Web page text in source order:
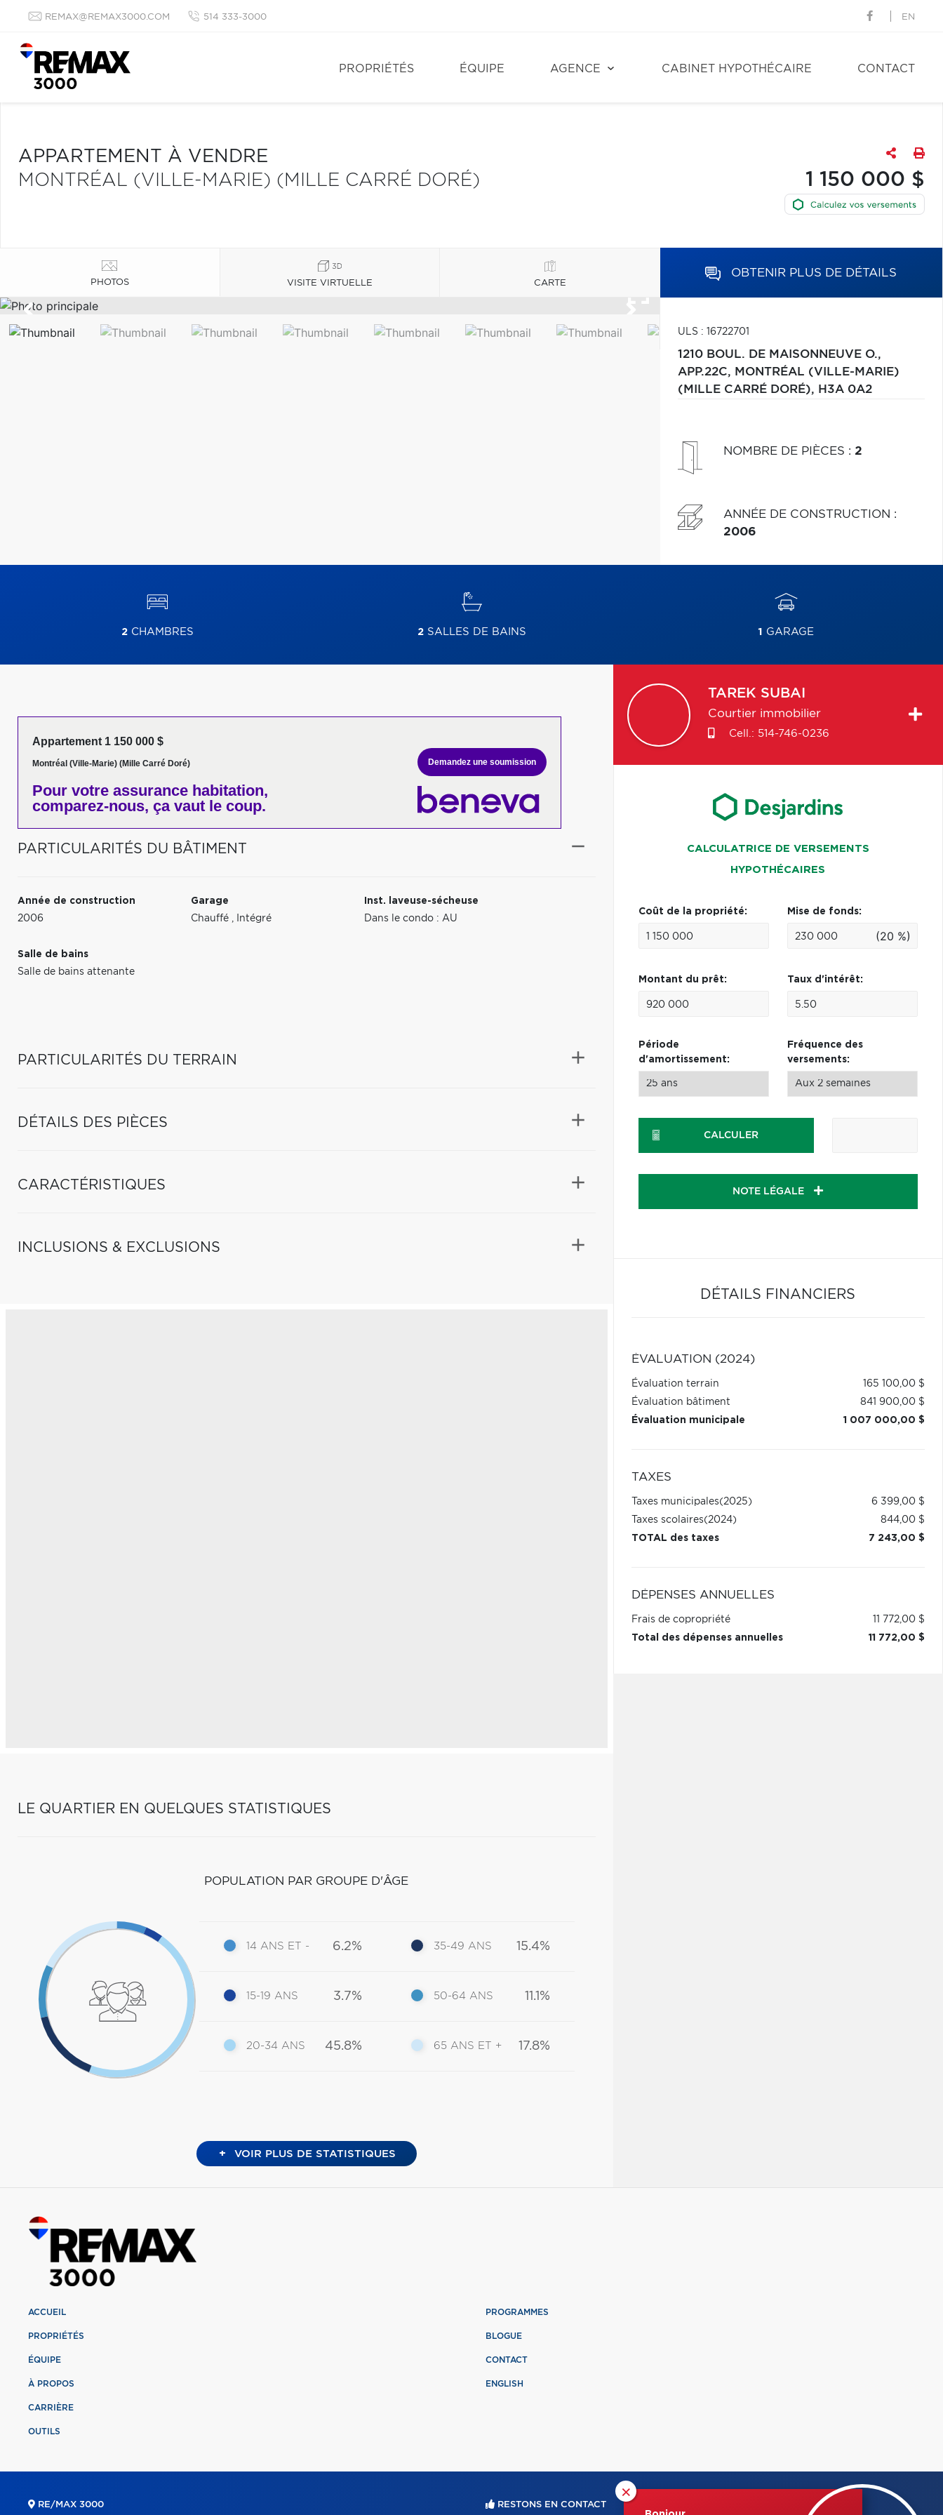
REMAX@REMAX3000.COM 514 333-3000 EN
PROPRIÉTÉS ÉQUIPE AGENCE CABINET HYPOTHÉCAIRE CONTACT
APPARTEMENT À VENDRE
MONTRÉAL (VILLE-MARIE) (MILLE CARRÉ DORÉ)
1 150 000 $
PHOTOS VISITE VIRTUELLE CARTE
OBTENIR PLUS DE DÉTAILS
ULS : 16722701
1210 BOUL. DE MAISONNEUVE O.,
APP.22C, MONTRÉAL (VILLE-MARIE)
(MILLE CARRÉ DORÉ), H3A 0A2
NOMBRE DE PIÈCES : 2
ANNÉE DE CONSTRUCTION :
2006
2CHAMBRES 2SALLES DE BAINS 1 GARAGE
Appartement 1 150 000 $
Montréal (Ville-Marie) (Mille Carré Doré)
Pour votre assurance habitation,
comparez-nous, ça vaut le coup.
Demandez une soumission
PARTICULARITÉS DU BÂTIMENT
Année de construction
2006
Garage
Chauffé , Intégré
Inst. laveuse-sécheuse
Dans le condo : AU
Salle de bains
Salle de bains attenante
PARTICULARITÉS DU TERRAIN
DÉTAILS DES PIÈCES
CARACTÉRISTIQUES
INCLUSIONS & EXCLUSIONS
LE QUARTIER EN QUELQUES STATISTIQUES
POPULATION PAR GROUPE D'ÂGE
14 ANS ET - 6.2%
15-19 ANS 3.7%
20-34 ANS 45.8%
35-49 ANS 15.4%
50-64 ANS 11.1%
65 ANS ET + 17.8%
+ VOIR PLUS DE STATISTIQUES
TAREK SUBAI
Courtier immobilier
Cell.: 514-746-0236
CALCULATRICE DE VERSEMENTS
HYPOTHÉCAIRES
Coût de la propriété: Mise de fonds:
(20 %)
Montant du prêt: Taux d'intérêt:
Période
d'amortissement:
Fréquence des
versements:
CALCULER
NOTE LÉGALE
DÉTAILS FINANCIERS
ÉVALUATION (2024)
Évaluation terrain
165 100,00 $
Évaluation bâtiment
841 900,00 $
Évaluation municipale
1 007 000,00 $
TAXES
Taxes municipales(2025)
6 399,00 $
Taxes scolaires(2024)
844,00 $
TOTAL des taxes
7 243,00 $
DÉPENSES ANNUELLES
Frais de copropriété
11 772,00 $
Total des dépenses annuelles
11 772,00 $
×
ACCUEIL
PROPRIÉTÉS
ÉQUIPE
À PROPOS
CARRIÈRE
OUTILS
PROGRAMMES
BLOGUE
CONTACT
ENGLISH
RE/MAX 3000 RESTONS EN CONTACT